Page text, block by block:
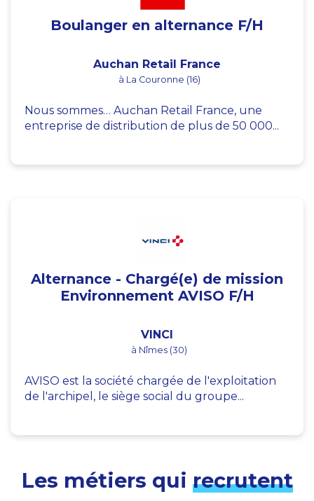
Boulanger en alternance F/H
Auchan Retail France
à La Couronne (16)
Nous sommes… Auchan Retail France, une
entreprise de distribution de plus de 50 000...
Alternance - Chargé(e) de mission
Environnement AVISO F/H
VINCI
à Nîmes (30)
AVISO est la société chargée de l'exploitation
de l'archipel, le siège social du groupe...
Les métiers qui recrutent